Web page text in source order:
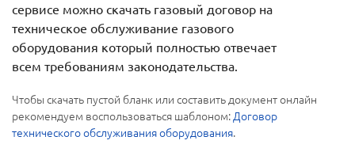
сервисе можно скачать газовый договор на
техническое обслуживание газового
оборудования который полностью отвечает
всем требованиям законодательства.
Чтобы скачать пустой бланк или составить документ онлайн
рекомендуем воспользоваться шаблоном:Договор
технического обслуживания оборудования.